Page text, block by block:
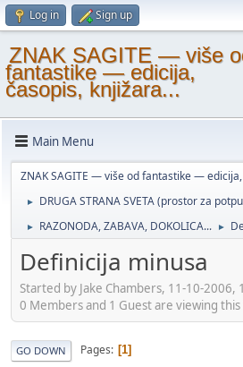
Log in Sign up
ZNAK SAGITE — više
fantastike — edicija,
časopis, knjižara...
Main Menu
ZNAK SAGITE — više od fantastike —
► DRUGA STRANA SVETA (prostor za
► RAZONODA, ZABAVA, DOKOLICA... ►
Definicija minusa
Started by Jake Chambers, 11-10-2006,
0 Members and 1 Guest are viewing this
GO DOWN Pages 1